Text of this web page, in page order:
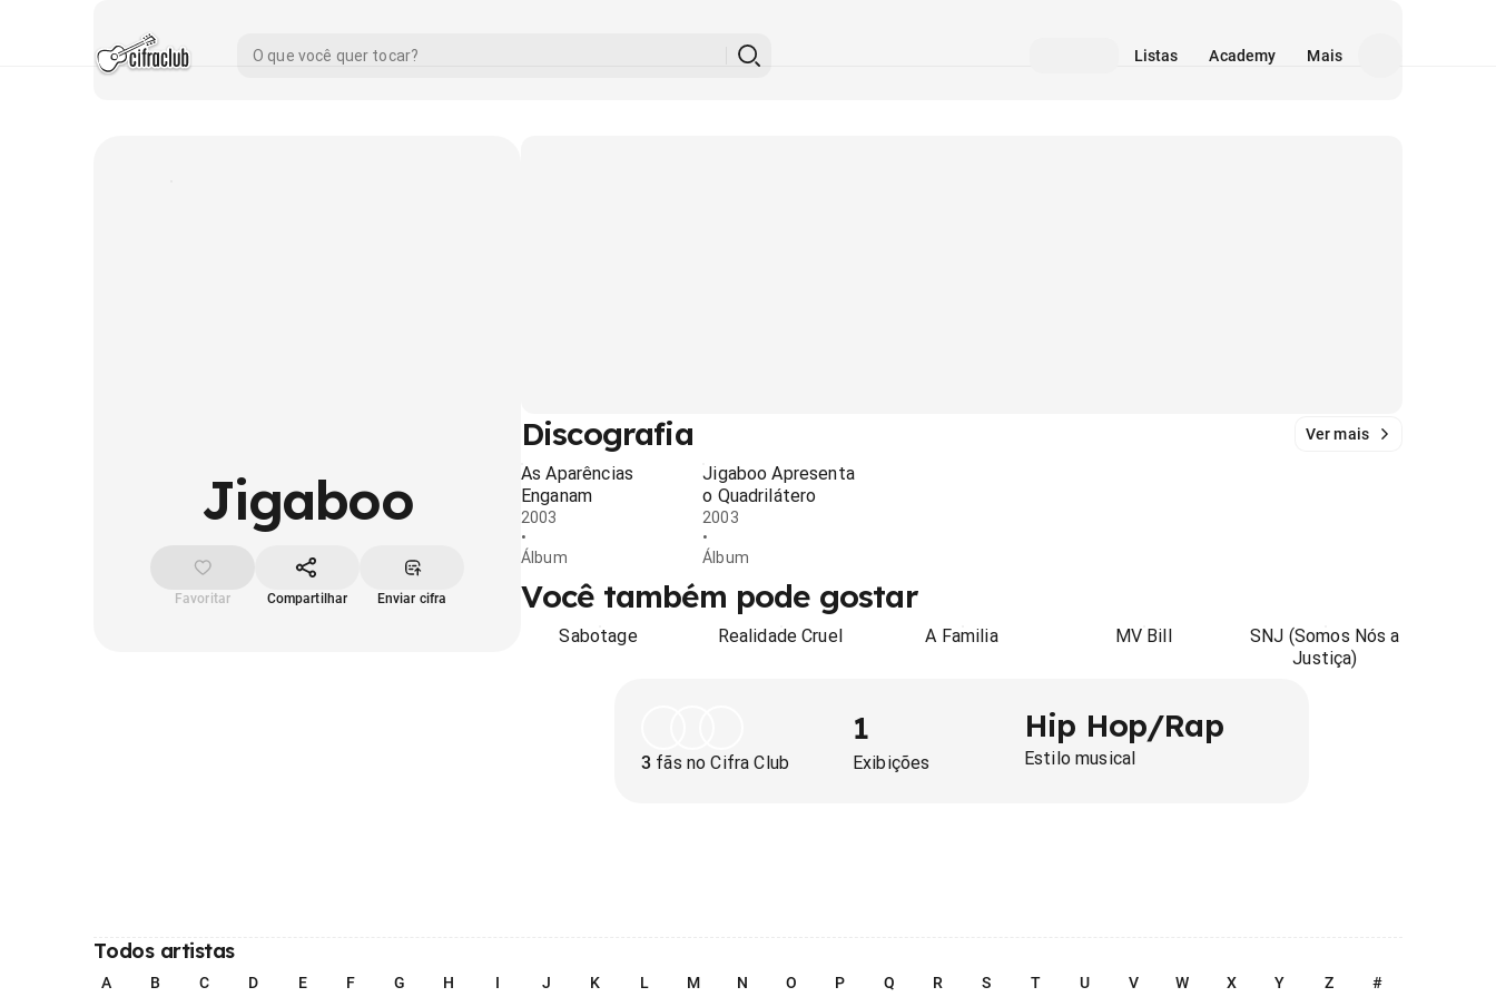
Listas Academy Mais
Jigaboo
Favoritar Compartilhar Enviar cifra
Discografia Ver mais
As Aparências
Enganam
2003
•
Álbum
Jigaboo Apresenta
o Quadrilátero
2003
•
Álbum
Você também pode gostar
Sabotage Realidade Cruel A Familia MV Bill
SNJ (Somos Nós a
Justiça)
3 fãs no Cifra Club
1
Exibições
Hip Hop/Rap
Estilo musical
Todos artistas
A B C D E F G H I J K L M N O P Q R S T U V W X Y Z #